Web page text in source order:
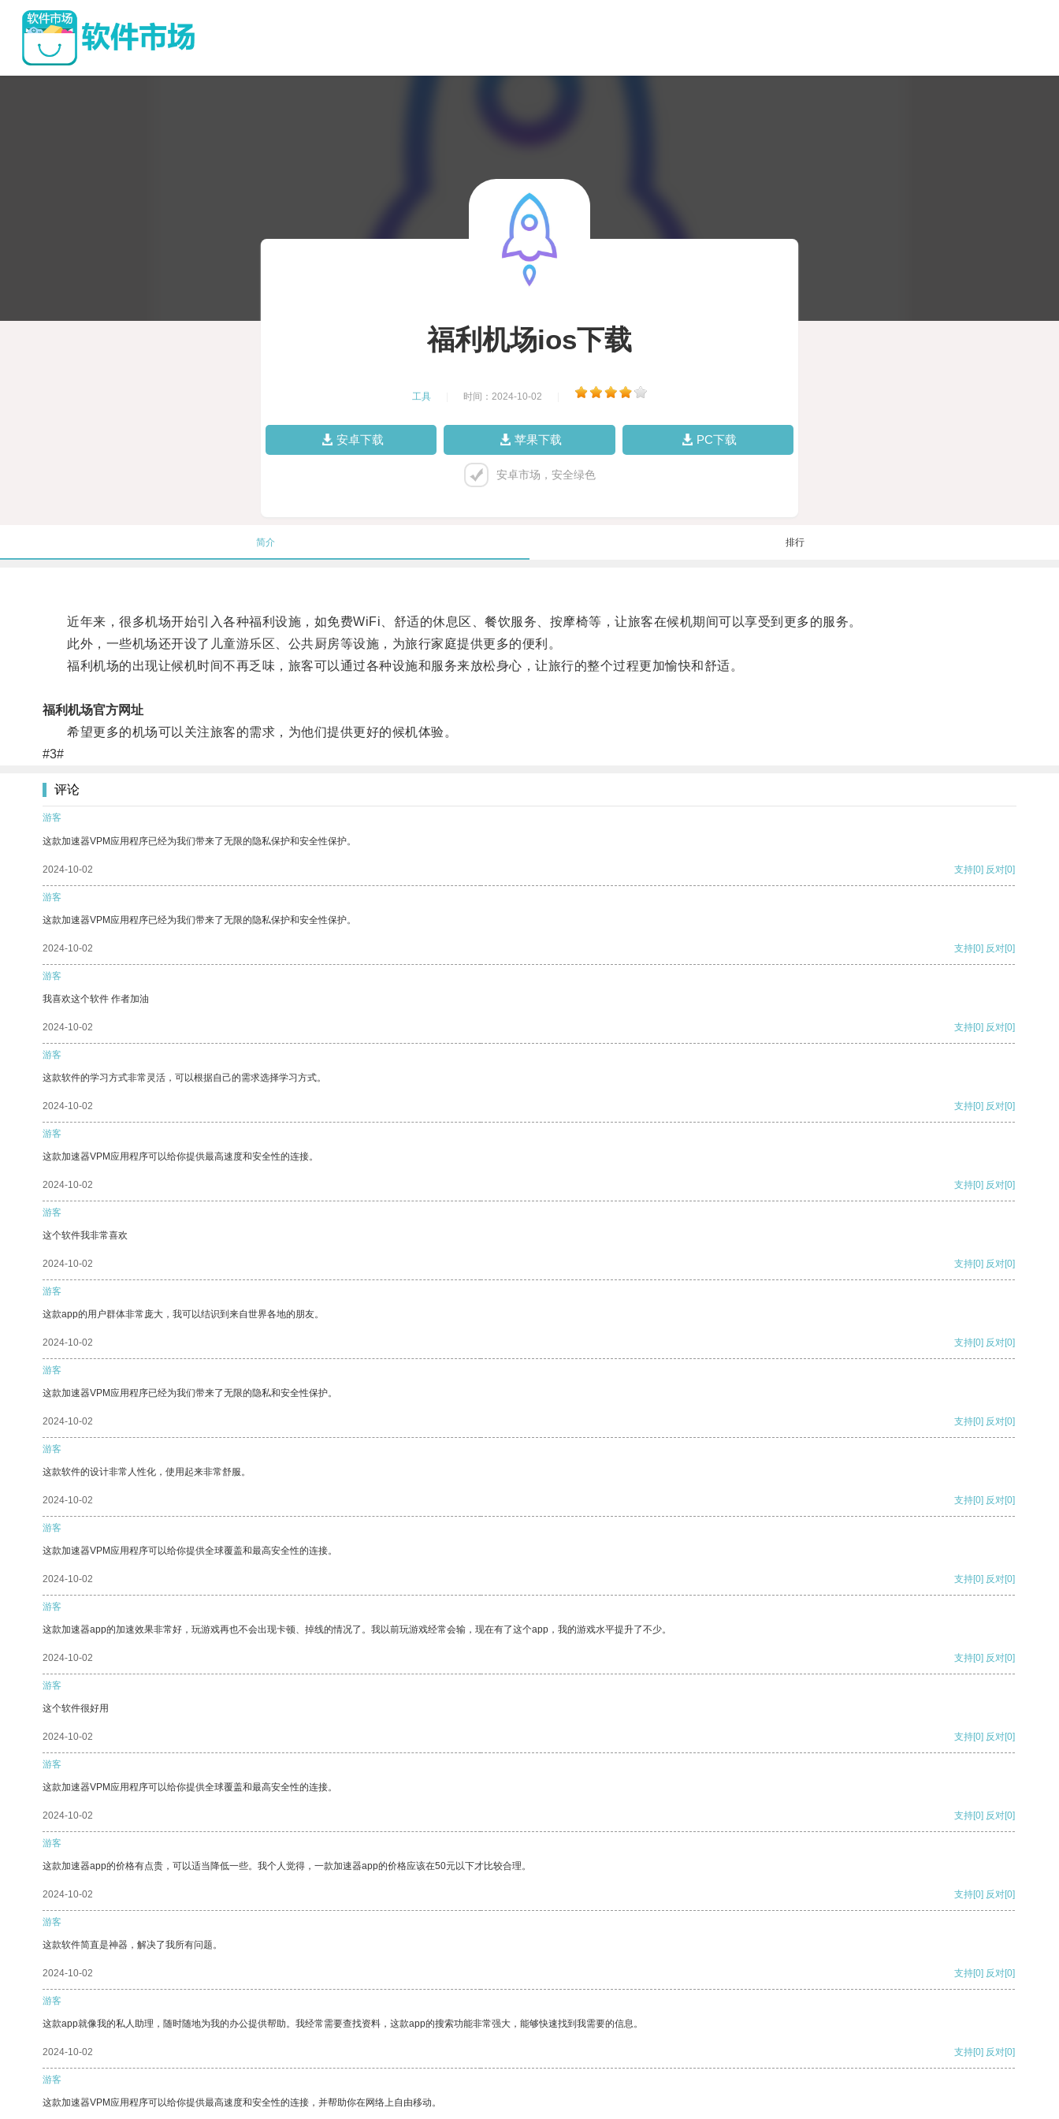
福利机场ios下载
工具 时间：2024-10-02
安卓下载 苹果下载 PC下载
安卓市场，安全绿色
简介 排行
近年来，很多机场开始引入各种福利设施，如免费WiFi、舒适的休息区、餐饮服务、按摩椅等，让旅客在候机期间可以享受到更多的服务。
此外，一些机场还开设了儿童游乐区、公共厨房等设施，为旅行家庭提供更多的便利。
福利机场的出现让候机时间不再乏味，旅客可以通过各种设施和服务来放松身心，让旅行的整个过程更加愉快和舒适。
福利机场官方网址
希望更多的机场可以关注旅客的需求，为他们提供更好的候机体验。
#3#
评论
游客
这款加速器VPM应用程序已经为我们带来了无限的隐私保护和安全性保护。
2024-10-02 支持[0] 反对[0]
游客
这款加速器VPM应用程序已经为我们带来了无限的隐私保护和安全性保护。
2024-10-02 支持[0] 反对[0]
游客
我喜欢这个软件 作者加油
2024-10-02 支持[0] 反对[0]
游客
这款软件的学习方式非常灵活，可以根据自己的需求选择学习方式。
2024-10-02 支持[0] 反对[0]
游客
这款加速器VPM应用程序可以给你提供最高速度和安全性的连接。
2024-10-02 支持[0] 反对[0]
游客
这个软件我非常喜欢
2024-10-02 支持[0] 反对[0]
游客
这款app的用户群体非常庞大，我可以结识到来自世界各地的朋友。
2024-10-02 支持[0] 反对[0]
游客
这款加速器VPM应用程序已经为我们带来了无限的隐私和安全性保护。
2024-10-02 支持[0] 反对[0]
游客
这款软件的设计非常人性化，使用起来非常舒服。
2024-10-02 支持[0] 反对[0]
游客
这款加速器VPM应用程序可以给你提供全球覆盖和最高安全性的连接。
2024-10-02 支持[0] 反对[0]
游客
这款加速器app的加速效果非常好，玩游戏再也不会出现卡顿、掉线的情况了。我以前玩游戏经常会输，现在有了这个app，我的游戏水平提升了不少。
2024-10-02 支持[0] 反对[0]
游客
这个软件很好用
2024-10-02 支持[0] 反对[0]
游客
这款加速器VPM应用程序可以给你提供全球覆盖和最高安全性的连接。
2024-10-02 支持[0] 反对[0]
游客
这款加速器app的价格有点贵，可以适当降低一些。我个人觉得，一款加速器app的价格应该在50元以下才比较合理。
2024-10-02 支持[0] 反对[0]
游客
这款软件简直是神器，解决了我所有问题。
2024-10-02 支持[0] 反对[0]
游客
这款app就像我的私人助理，随时随地为我的办公提供帮助。我经常需要查找资料，这款app的搜索功能非常强大，能够快速找到我需要的信息。
2024-10-02 支持[0] 反对[0]
游客
这款加速器VPM应用程序可以给你提供最高速度和安全性的连接，并帮助你在网络上自由移动。